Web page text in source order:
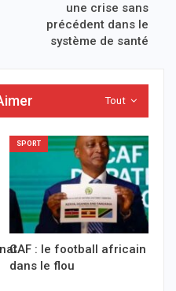
une crise sans
précédent dans le
système de santé
Tout
SPORT
CAF : le football africain
dans le flou